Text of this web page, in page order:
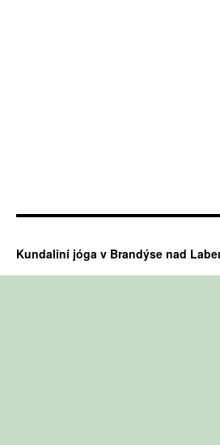
Kundaliní jóga v Brandýse nad